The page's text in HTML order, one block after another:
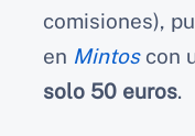
comisiones),
en Mintoscon
solo 50 euros.